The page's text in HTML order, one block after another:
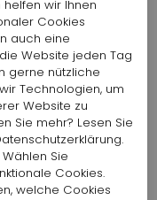
$ 97,08 $
wir Ihnen
Cookies
auch eine
Website jeden Tag
gerne nützliche
Technologien, um
Website zu
Sie mehr? Lesen Sie
Wählen Sie
Cookies.
welche Cookies